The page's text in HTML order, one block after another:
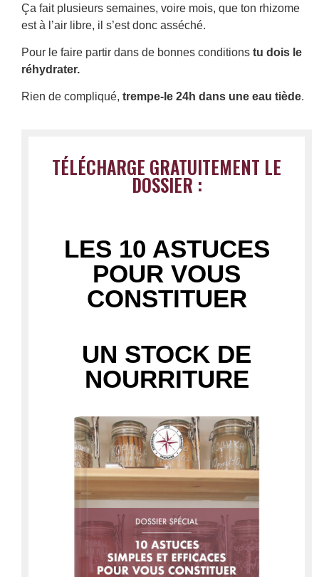
Ça fait plusieurs semaines, voire mois, que ton rhizome
est à l’air libre, il s’est donc asséché.
Pour le faire partir dans de bonnes conditions tu dois le
réhydrater.
Rien de compliqué, trempe-le 24h dans une eau tiède.
TÉLÉCHARGE GRATUITEMENT LE
DOSSIER :
LES 10 ASTUCES
POUR VOUS
CONSTITUER
UN STOCK DE
NOURRITURE